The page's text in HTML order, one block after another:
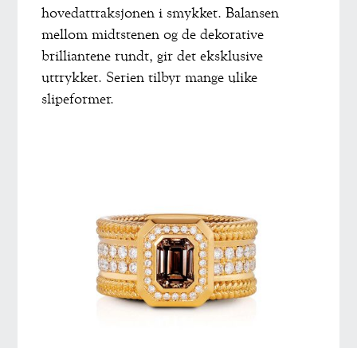
hovedattraksjonen i smykket. Balansen
mellom midtstenen og de dekorative
brilliantene rundt, gir det eksklusive
uttrykket. Serien tilbyr mange ulike
slipeformer.